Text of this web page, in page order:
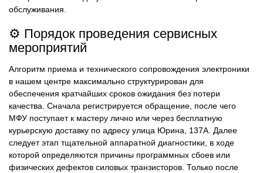
обслуживания.
⚙️ Порядок проведения сервисных
мероприятий
Алгоритм приема и технического сопровождения электроники
в нашем центре максимально структурирован для
обеспечения кратчайших сроков ожидания без потери
качества. Сначала регистрируется обращение, после чего
МФУ поступает к мастеру лично или через бесплатную
курьерскую доставку по адресу улица Юрина, 137А. Далее
следует этап тщательной аппаратной диагностики, в ходе
которой определяются причины программных сбоев или
физических дефектов силовых транзисторов. Только после